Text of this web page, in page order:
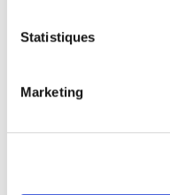
Statistiques
Marketing